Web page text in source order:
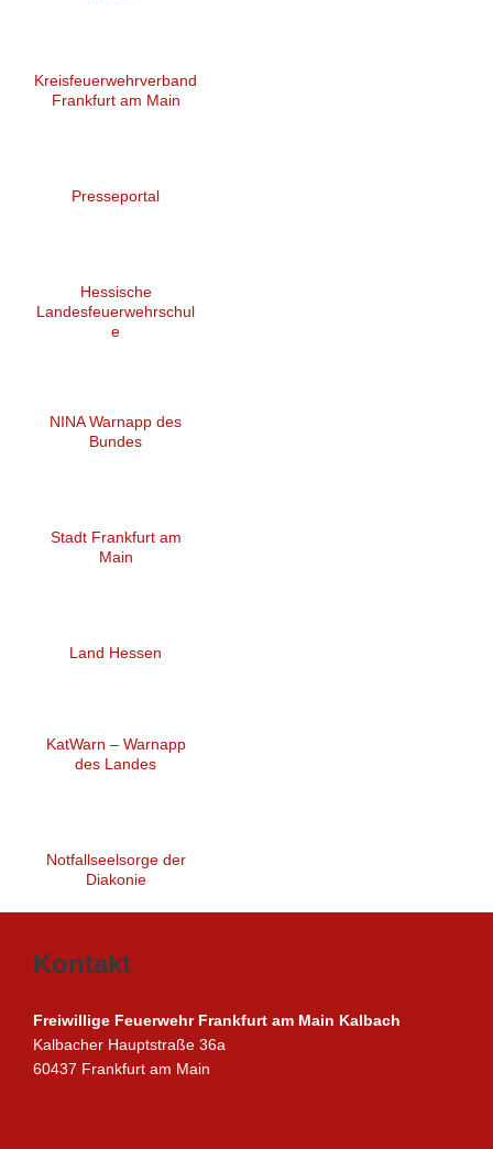
Kreisfeuerwehrverband
Frankfurt am Main
Presseportal
Hessische
Landesfeuerwehrschul
e
NINA Warnapp des
Bundes
Stadt Frankfurt am
Main
Land Hessen
KatWarn – Warnapp
des Landes
Notfallseelsorge der
Diakonie
Kontakt
Freiwillige Feuerwehr Frankfurt am Main Kalbach
Kalbacher Hauptstraße 36a
60437 Frankfurt am Main